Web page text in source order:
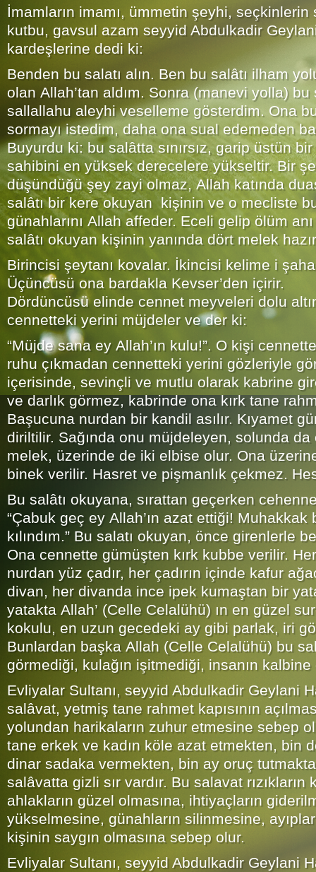
İmamların imamı, ümmetin şeyhi, seçkinlerin
kutbu, gavsul azam seyyid Abdulkadir
kardeşlerine dedi ki:
Benden bu salatı alın. Ben bu salâtı ilham
olan Allah’tan aldım. Sonra (manevi yolla) bu
sallallahu aleyhi veselleme gösterdim. Ona bu
sormayı istedim, daha ona sual edemeden
Buyurdu ki: bu salâtta sınırsız, garip üstün
sahibini en yüksek derecelere yükseltir. Bir
düşündüğü şey zayi olmaz, Allah katında
salâtı bir kere okuyan kişinin ve o mecliste
günahlarını Allah affeder. Eceli gelip ölüm
salâtı okuyan kişinin yanında dört melek
Birincisi şeytanı kovalar. İkincisi kelime i
Üçüncüsü ona bardakla Kevser’den içirir.
Dördüncüsü elinde cennet meyveleri dolu
cennetteki yerini müjdeler ve der ki:
“Müjde sana ey Allah’ın kulu!”. O kişi
ruhu çıkmadan cennetteki yerini gözleriyle
içerisinde, sevinçli ve mutlu olarak kabrine
ve darlık görmez, kabrinde ona kırk tane
Başucuna nurdan bir kandil asılır. Kıyamet
diriltilir. Sağında onu müjdeleyen, solunda
melek, üzerinde de iki elbise olur. Ona
binek verilir. Hasret ve pişmanlık çekmez.
Bu salâtı okuyana, sırattan geçerken
“Çabuk geç ey Allah’ın azat ettiği!
kılındım.” Bu salatı okuyan, önce girenlerle
Ona cennette gümüşten kırk kubbe verilir.
nurdan yüz çadır, her çadırın içinde kafur
divan, her divanda ince ipek kumaştan bir
yatakta Allah’ (Celle Celalühü) ın en güzel
kokulu, en uzun gecedeki ay gibi parlak, iri
Bunlardan başka Allah (Celle Celalühü) bu
görmediği, kulağın işitmediği, insanın
Evliyalar Sultanı, seyyid Abdulkadir Geylani
salâvat, yetmiş tane rahmet kapısının
yolundan harikaların zuhur etmesine sebep
tane erkek ve kadın köle azat etmekten, bin
dinar sadaka vermekten, bin ay oruç
salâvatta gizli sır vardır. Bu salavat rızıkların
ahlakların güzel olmasına, ihtiyaçların
yükselmesine, günahların silinmesine,
kişinin saygın olmasına sebep olur.
Evliyalar Sultanı, seyyid Abdulkadir Geylani